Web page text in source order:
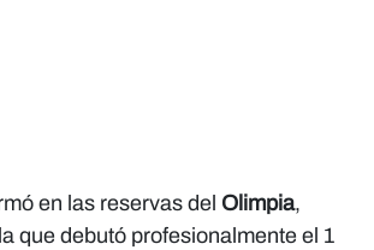
en las reservas del Olimpia,
que debutó profesionalmente el 1